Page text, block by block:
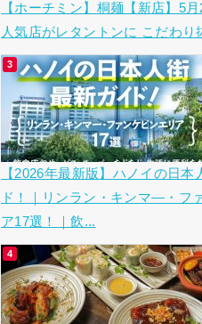
【ホーチミン】桐麺【新店】5
人気店がレタントンに こだわり
【2026年最新版】ハノイの日本
ド！｜リンラン・キンマ―・フ
ア17選！｜飲...